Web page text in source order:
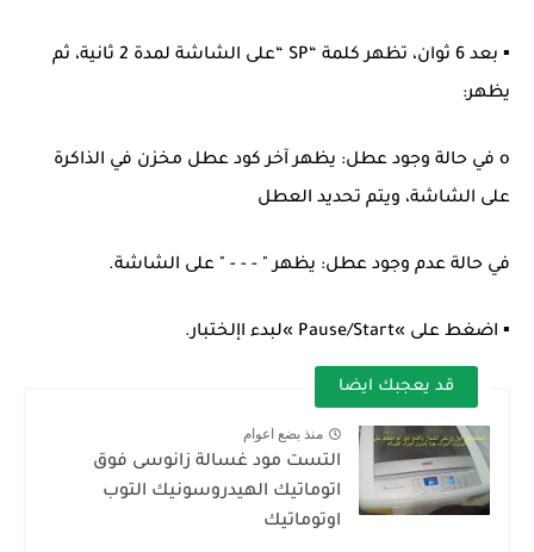
▪ بعد 6 ثوان، تظهر كلمة “SP “على الشاشة لمدة 2 ثانية، ثم
يظهر:
o في حالة وجود عطل: يظهر آخر كود عطل مخزن في الذاكرة
على الشاشة، ويتم تحديد العطل
في حالة عدم وجود عطل: يظهر " - - - " على الشاشة.
▪ اضغط على »Pause/Start »لبدء اإلختبار.
قد يعجبك ايضا
منذ بضع اعوام
التست مود غسالة زانوسى فوق
اتوماتيك الهيدروسونيك التوب
اوتوماتيك